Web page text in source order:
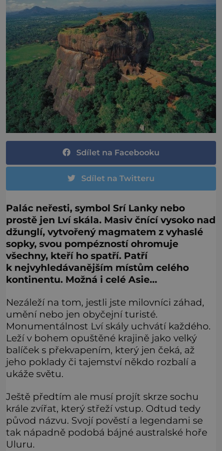
Sdílet na Facebooku
Sdílet na Twitteru
Palác neřesti, symbol Srí Lanky nebo
prostě jen Lví skála. Masiv čnící vysoko nad
džunglí, vytvořený magmatem z vyhaslé
sopky, svou pompézností ohromuje
všechny, kteří ho spatří. Patří
k nejvyhledávanějším místům celého
kontinentu. Možná i celé Asie…
Nezáleží na tom, jestli jste milovníci záhad,
umění nebo jen obyčejní turisté.
Monumentálnost Lví skály uchvátí každého.
Leží v bohem opuštěné krajině jako velký
balíček s překvapením, který jen čeká, až
jeho poklady či tajemství někdo rozbalí a
ukáže světu.
Ještě předtím ale musí projít skrze sochu
krále zvířat, který střeží vstup. Odtud tedy
původ názvu. Svojí pověstí a legendami se
tak nápadně podobá bájné australské hoře
Uluru.